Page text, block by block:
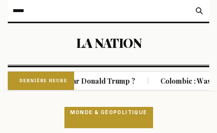
LA NATION
DERNIÈRE HEURE
orchestré par Donald Trump ? | Colombie :
MONDE & GÉOPOLITIQUE